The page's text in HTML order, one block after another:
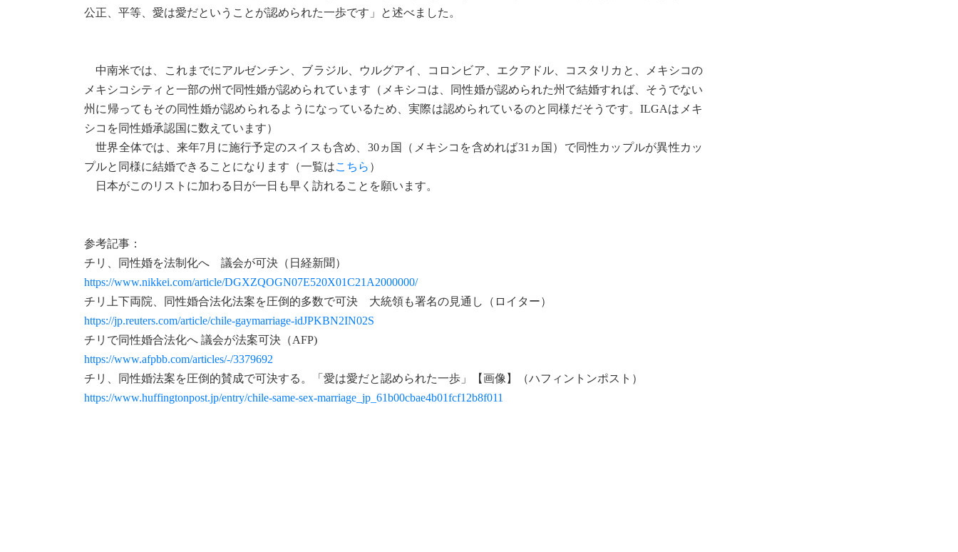
公正、平等、愛は愛だということが認められた一歩です」と述べました。
中南米では、これまでにアルゼンチン、ブラジル、ウルグアイ、コロンビア、エクアドル、コスタリカと、メキシコの
メキシコシティと一部の州で同性婚が認められています（メキシコは、同性婚が認められた州で結婚すれば、そうでない
州に帰ってもその同性婚が認められるようになっているため、実際は認められているのと同様だそうです。ILGAはメキ
シコを同性婚承認国に数えています）
世界全体では、来年7月に施行予定のスイスも含め、30ヵ国（メキシコを含めれば31ヵ国）で同性カップルが異性カッ
プルと同様に結婚できることになります（一覧はこちら ）
日本がこのリストに加わる日が一日も早く訪れることを願います。
参考記事：
チリ、同性婚を法制化へ 議会が可決（日経新聞）
https://www.nikkei.com/article/DGXZQOGN07E520X01C21A2000000/
チリ上下両院、同性婚合法化法案を圧倒的多数で可決 大統領も署名の見通し（ロイター）
https://jp.reuters.com/article/chile-gaymarriage-idJPKBN2IN02S
チリで同性婚合法化へ 議会が法案可決（AFP)
https://www.afpbb.com/articles/-/3379692
チリ、同性婚法案を圧倒的賛成で可決する。「愛は愛だと認められた一歩」【画像】（ハフィントンポスト）
https://www.huffingtonpost.jp/entry/chile-same-sex-marriage_jp_61b00cbae4b01fcf12b8f011